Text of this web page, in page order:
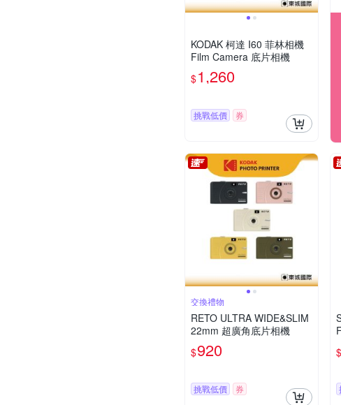
KODAK 柯達 I60 菲林相機
Film Camera 底片相機
$1,260
挑戰低價 券
交換禮物
RETO ULTRA WIDE&SLIM
22mm 超廣角底片相機
$920
挑戰低價 券
$